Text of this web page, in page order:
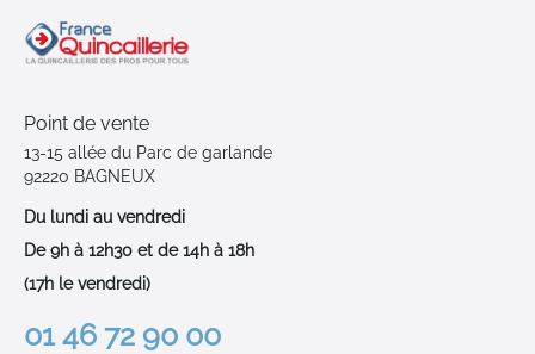
Point de vente
13-15 allée du Parc de garlande
92220 BAGNEUX
Du lundi au vendredi
De 9h à 12h30 et de 14h à 18h
(17h le vendredi)
01 46 72 90 00